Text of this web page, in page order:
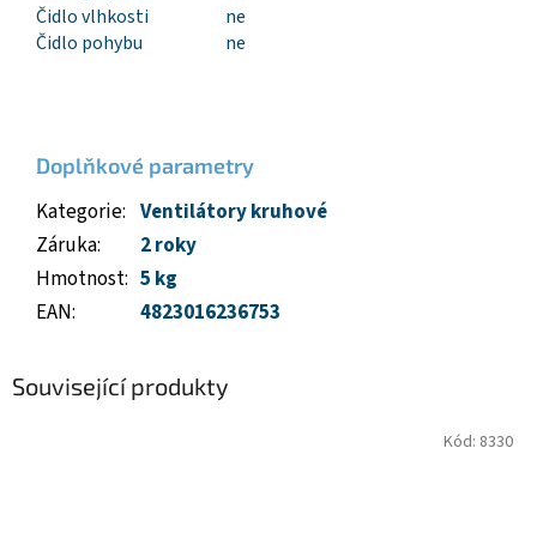
Čidlo vlhkosti
ne
Čidlo pohybu
ne
Doplňkové parametry
Kategorie: Ventilátory kruhové
Záruka:
2 roky
Hmotnost: 5 kg
EAN: 4823016236753
Související produkty
Kód: 8330